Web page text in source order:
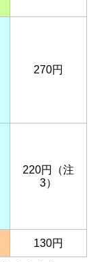
270円
220円（注
3）
130円